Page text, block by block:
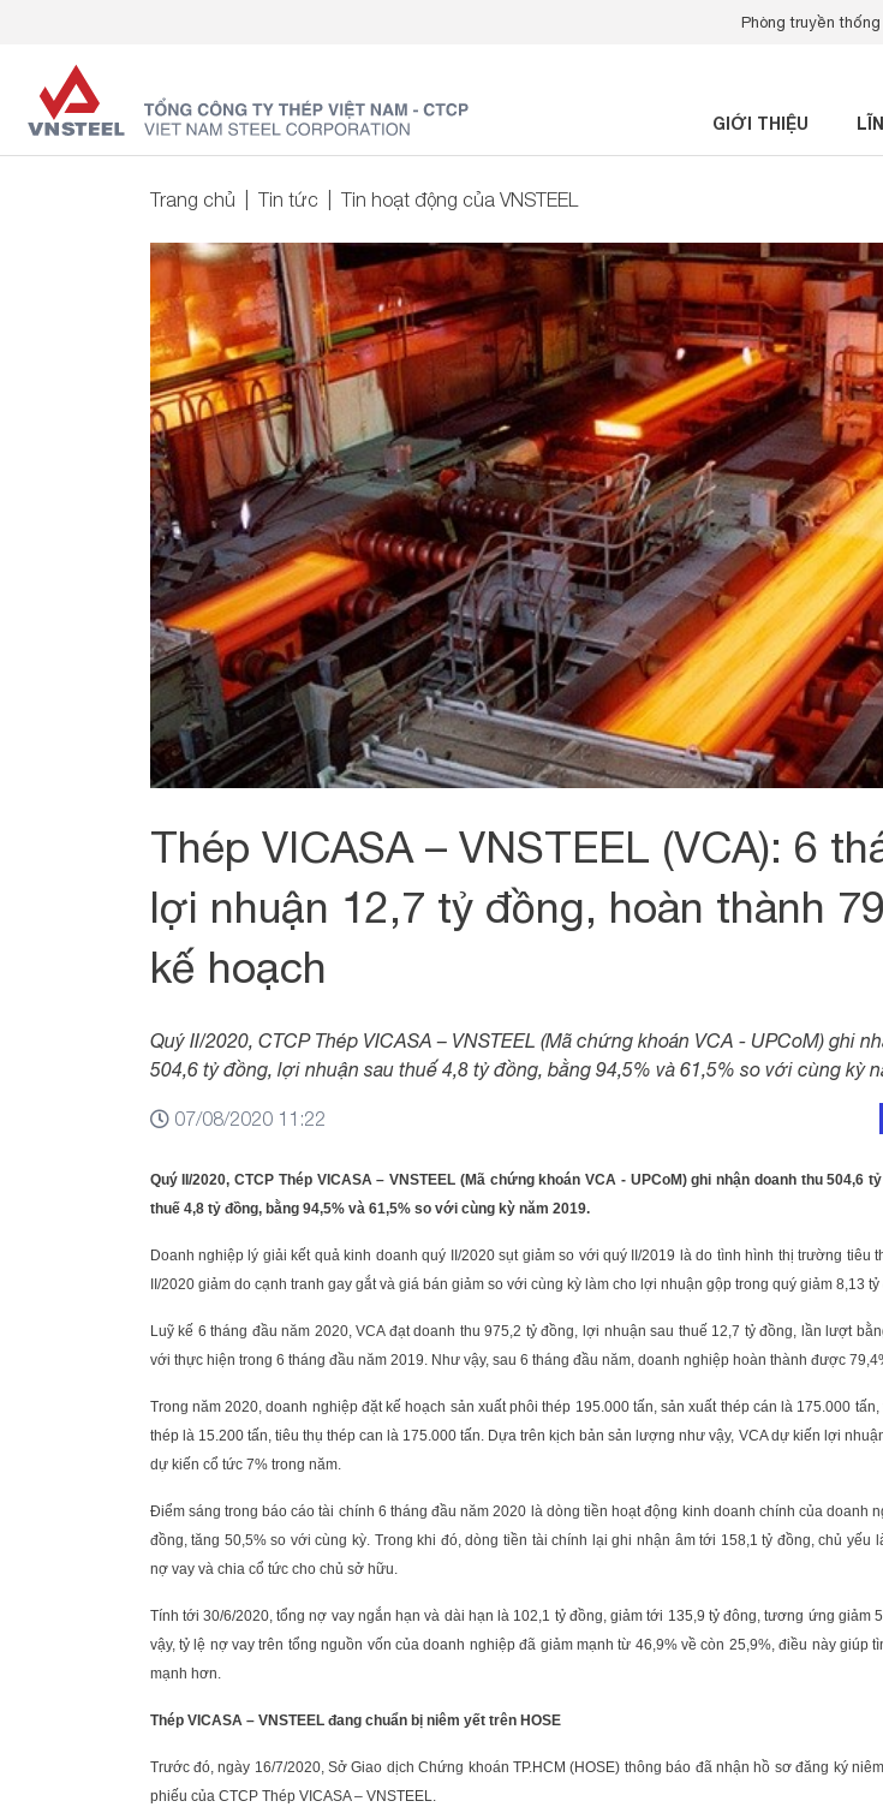
Phòng truyền thống
GIỚI THIỆU
Trang chủ Tin tức Tin hoạt động của VNSTEEL
Thép VICASA – VNSTEEL (VCA): 6
lợi nhuận 12,7 tỷ đồng, hoàn thành
kế hoạch
Quý II/2020, CTCP Thép VICASA – VNSTEEL (Mã chứng khoán VCA - UPCoM) ghi
504,6 tỷ đồng, lợi nhuận sau thuế 4,8 tỷ đồng, bằng 94,5% và 61,5% so với cùng kỳ
07/08/2020 11:22
Quý II/2020, CTCP Thép VICASA – VNSTEEL (Mã chứng khoán VCA - UPCoM) ghi nhận doanh thu 504,6
thuế 4,8 tỷ đồng, bằng 94,5% và 61,5% so với cùng kỳ năm 2019.
Doanh nghiệp lý giải kết quả kinh doanh quý II/2020 sụt giảm so với quý II/2019 là do tình hình thị trường tiêu
II/2020 giảm do cạnh tranh gay gắt và giá bán giảm so với cùng kỳ làm cho lợi nhuận gộp trong quý giảm 8,13 tỷ
Luỹ kế 6 tháng đầu năm 2020, VCA đạt doanh thu 975,2 tỷ đồng, lợi nhuận sau thuế 12,7 tỷ đồng, lần lượt
với thực hiện trong 6 tháng đầu năm 2019. Như vậy, sau 6 tháng đầu năm, doanh nghiệp hoàn thành được
Trong năm 2020, doanh nghiệp đặt kế hoạch sản xuất phôi thép 195.000 tấn, sản xuất thép cán là 175.000
thép là 15.200 tấn, tiêu thụ thép can là 175.000 tấn. Dựa trên kịch bản sản lượng như vậy, VCA dự kiến lợi
dự kiến cổ tức 7% trong năm.
Điểm sáng trong báo cáo tài chính 6 tháng đầu năm 2020 là dòng tiền hoạt động kinh doanh chính của doanh
đồng, tăng 50,5% so với cùng kỳ. Trong khi đó, dòng tiền tài chính lại ghi nhận âm tới 158,1 tỷ đồng, chủ yếu
nợ vay và chia cổ tức cho chủ sở hữu.
Tính tới 30/6/2020, tổng nợ vay ngắn hạn và dài hạn là 102,1 tỷ đồng, giảm tới 135,9 tỷ đông, tương ứng giảm
vậy, tỷ lệ nợ vay trên tổng nguồn vốn của doanh nghiệp đã giảm mạnh từ 46,9% về còn 25,9%, điều này giúp
mạnh hơn.
Thép VICASA – VNSTEEL đang chuẩn bị niêm yết trên HOSE
Trước đó, ngày 16/7/2020, Sở Giao dịch Chứng khoán TP.HCM (HOSE) thông báo đã nhận hồ sơ đăng ký
phiếu của CTCP Thép VICASA – VNSTEEL.